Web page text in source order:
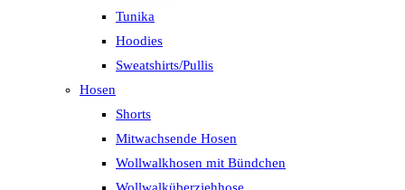
Tunika
Hoodies
Sweatshirts/Pullis
Hosen
Shorts
Mitwachsende Hosen
Wollwalkhosen mit Bündchen